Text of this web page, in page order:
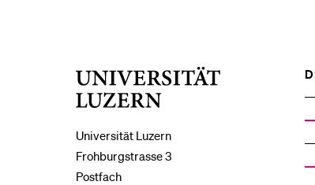
Universität Luzern
Frohburgstrasse 3
Postfach